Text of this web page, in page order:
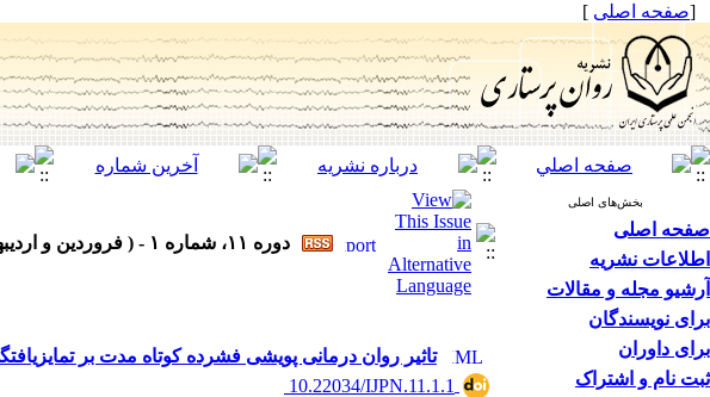
[صفحه اصلی ]
بخش‌های اصلی
صفحه اصلی
اطلاعات نشریه
آرشیو مجله و مقالات
برای نویسندگان
برای داوران
ثبت نام و اشتراک
دوره ۱۱، شماره ۱ - ( فروردین و اردیبهشت ۱۴۰۲ )
تاثیر روان درمانی پویشی فشرده کوتاه مدت بر
‎ 10.22034/IJPN.11.1.1